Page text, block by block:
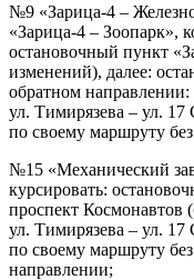
№9 «Зарица-4 –
«Зарица-4 – Зоопарк»,
остановочный пункт
изменений), далее:
обратном
ул. Тимирязева – ул. 17
по своему маршруту
№15 «Механический
курсировать:
проспект Космонавтов
ул. Тимирязева – ул. 17
по своему маршруту
направлении;